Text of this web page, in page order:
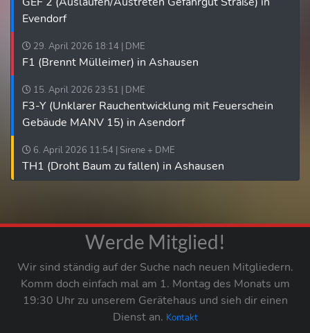
Evendorf
29. April 2026 18:14 | DME
F1 (Brennt Mülleimer) in Ashausen
15. April 2026 23:51 | DME
F3-Y (Unklarer Rauchentwicklung mit Feuerschein
Gebäude MANV 15) in Asendorf
6. April 2026 11:54 | Sirene + DME
TH1 (Droht Baum zu fallen) in Ashausen
Werde Mitglied!
Wir sind ständig auf der Suche nach neuen Mitgliedern.
Komm doch einfach mal am 1. Montag des Monats um
19:30 Uhr zu unserem Gerätehaus und sieh dir einen
Dienst an. Kontakt